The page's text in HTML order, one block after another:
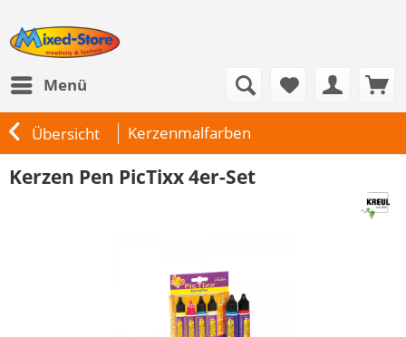
Menü
Übersicht Kerzenmalfarben
Kerzen Pen PicTixx 4er-Set